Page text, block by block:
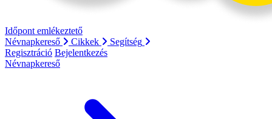
Időpont emlékeztető
Névnapkereső
Cikkek
Segítség
Regisztráció Bejelentkezés
Névnapkereső